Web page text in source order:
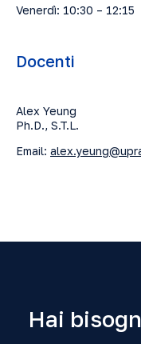
Venerdì: 10:30 – 12:15
Docenti
Alex Yeung
Ph.D., S.T.L.
Email:
Hai